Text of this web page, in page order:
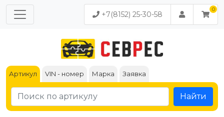
+7(8152) 25-30-58
Артикул VIN - номер Марка Заявка
Найти